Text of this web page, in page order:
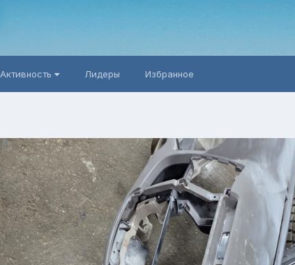
Активность Лидеры Избранное